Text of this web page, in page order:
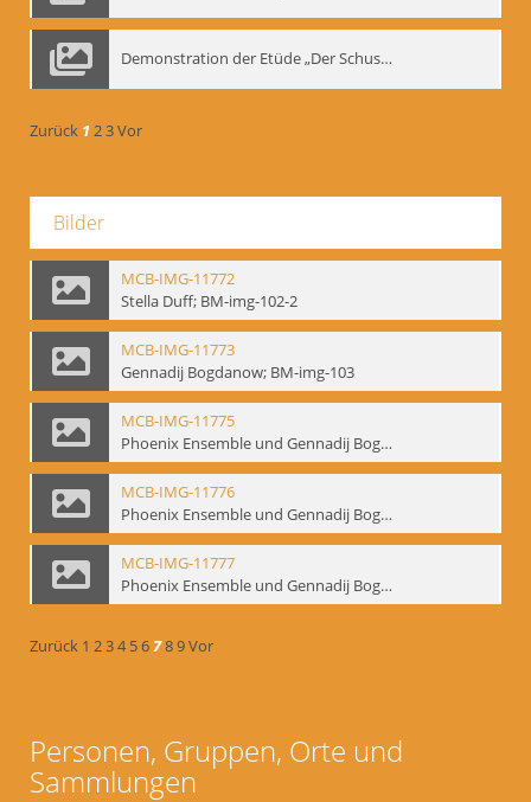
Demonstration der Etüde „Der Schuss mit dem Bogen“ durch Gennadij Nikolajewitsch Bogdanow, Berlin 1991
Zurück 123Vor
Bilder
MCB-IMG-11772
Stella Duff; BM-img-102-2
MCB-IMG-11773
Gennadij Bogdanow; BM-img-103
MCB-IMG-11775
Phoenix Ensemble und Gennadij Bogdanow; BM-img-105-1
MCB-IMG-11776
Phoenix Ensemble und Gennadij Bogdanow; BM-img-105-2
MCB-IMG-11777
Phoenix Ensemble und Gennadij Bogdanow; BM-img-105-3
Zurück 1 234 56789Vor
Personen, Gruppen, Orte und
Sammlungen